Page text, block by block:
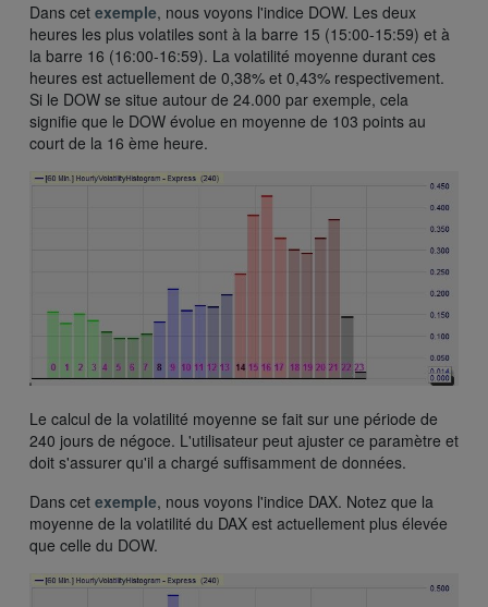
Dans cet exemple, nous voyons l'indice DOW. Les deux
heures les plus volatiles sont à la barre 15 (15:00-15:59) et à
la barre 16 (16:00-16:59). La volatilité moyenne durant ces
heures est actuellement de 0,38% et 0,43% respectivement.
Si le DOW se situe autour de 24.000 par exemple, cela
signifie que le DOW évolue en moyenne de 103 points au
court de la 16 ème heure.
Le calcul de la volatilité moyenne se fait sur une période de
240 jours de négoce. L'utilisateur peut ajuster ce paramètre et
doit s'assurer qu'il a chargé suffisamment de données.
Dans cet exemple, nous voyons l'indice DAX. Notez que la
moyenne de la volatilité du DAX est actuellement plus élevée
que celle du DOW.